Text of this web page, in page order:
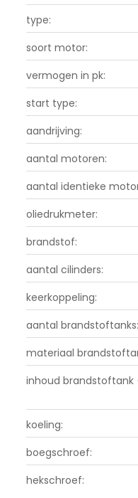
type:
soort motor:
vermogen in pk:
start type:
aandrijving:
aantal motoren:
aantal identieke
oliedrukmeter:
brandstof:
aantal cilinders:
keerkoppeling:
aantal brandstoftanks:
materiaal
inhoud brandstoftank
koeling:
boegschroef:
hekschroef: